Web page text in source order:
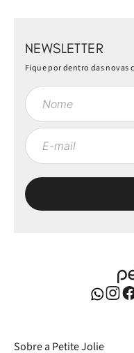
NEWSLETTER
Fique por dentro das novas
Sobre a Petite Jolie